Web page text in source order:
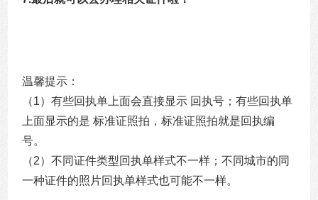
温馨提示：
（1）有些回执单上面会直接显示 回执号；有些回执单
上面显示的是 标准证照拍，标准证照拍就是回执编
号。
（2）不同证件类型回执单样式不一样；不同城市的同
一种证件的照片回执单样式也可能不一样。